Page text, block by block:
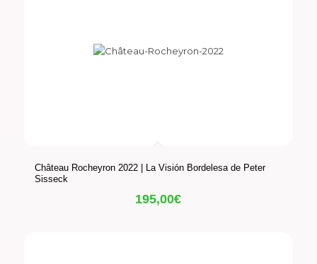
Château Rocheyron 2022 | La Visión Bordelesa de Peter
Sisseck
195,00€